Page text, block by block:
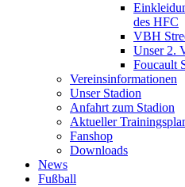
des HFC
VBH
Unser 2.
Foucault
Vereinsinformationen
Unser Stadion
Anfahrt zum Stadion
Aktueller
Fanshop
Downloads
News
Fußball